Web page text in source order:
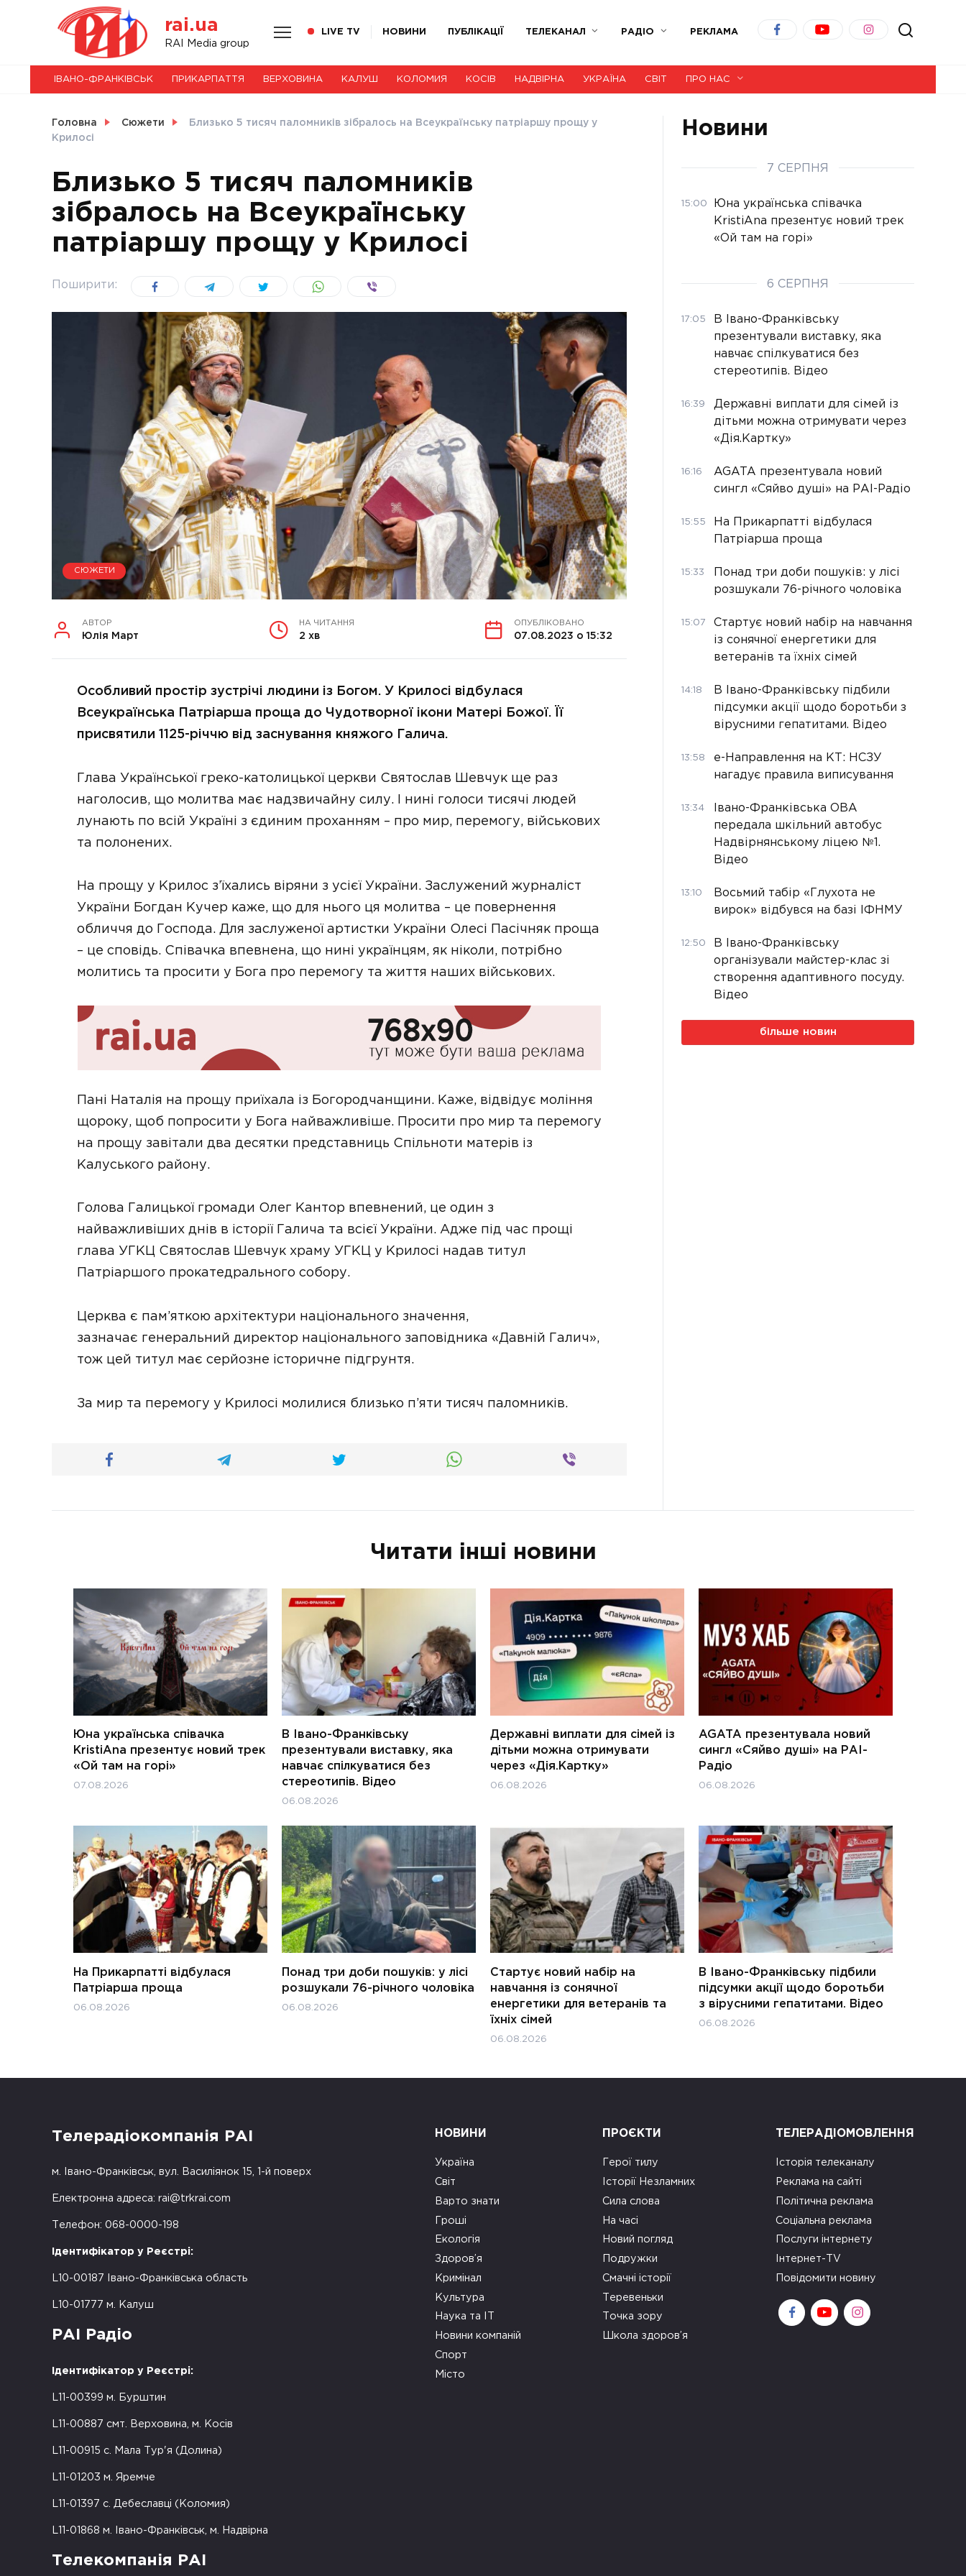
rai.ua
RAI Media group
LIVE TV НОВИНИ ПУБЛІКАЦІЇ ТЕЛЕКАНАЛ РАДІО РЕКЛАМА
НОВИНИ
СВІТ
УКРАЇНА
ІВАНО-ФРАНКІВСЬК ПРИКАРПАТТЯ ВЕРХОВИНА КАЛУШ КОЛОМИЯ КОСІВ НАДВІРНА УКРАЇНА СВІТ ПРО НАС
Головна Сюжети
Близько 5 тисяч паломників зібралось на Всеукраїнську патріаршу прощу у
Крилосі
Близько 5 тисяч паломників
зібралось на Всеукраїнську
патріаршу прощу у Крилосі
Поширити:
СЮЖЕТИ
АВТОР
Юлія Март
НА ЧИТАННЯ
2 хв
ОПУБЛІКОВАНО
07.08.2023 о 15:32
Особливий простір зустрічі людини із Богом. У Крилосі відбулася
Всеукраїнська Патріарша проща до Чудотворної ікони Матері Божої. Її
присвятили 1125-річчю від заснування княжого Галича.
Глава Української греко-католицької церкви Святослав Шевчук ще раз
наголосив, що молитва має надзвичайну силу. І нині голоси тисячі людей
лунають по всій Україні з єдиним проханням – про мир, перемогу, військових
та полонених.
На прощу у Крилос з’їхались віряни з усієї України. Заслужений журналіст
України Богдан Кучер каже, що для нього ця молитва – це повернення
обличчя до Господа. Для заслуженої артистки України Олесі Пасічняк проща
– це сповідь. Співачка впевнена, що нині українцям, як ніколи, потрібно
молитись та просити у Бога про перемогу та життя наших військових.
Пані Наталія на прощу приїхала із Богородчанщини. Каже, відвідує моління
щороку, щоб попросити у Бога найважливіше. Просити про мир та перемогу
на прощу завітали два десятки представниць Спільноти матерів із
Калуського району.
Голова Галицької громади Олег Кантор впевнений, це один з
найважливіших днів в історії Галича та всієї України. Адже під час прощі
глава УГКЦ Святослав Шевчук храму УГКЦ у Крилосі надав титул
Патріаршого прокатедрального собору.
Церква є пам’яткою архітектури національного значення,
зазначає генеральний директор національного заповідника «Давній Галич»,
тож цей титул має серйозне історичне підгрунтя.
За мир та перемогу у Крилосі молилися близько п’яти тисяч паломників.
Новини
7 СЕРПНЯ
15:00
Юна українська співачка
KristiAna презентує новий трек
«Ой там на горі»
6 СЕРПНЯ
17:05
В Івано-Франківську
презентували виставку, яка
навчає спілкуватися без
стереотипів. Відео
16:39
Державні виплати для сімей із
дітьми можна отримувати через
«Дія.Картку»
16:16
AGATA презентувала новий
сингл «Сяйво душі» на РАІ-Радіо
15:55
На Прикарпатті відбулася
Патріарша проща
15:33
Понад три доби пошуків: у лісі
розшукали 76-річного чоловіка
15:07
Стартує новий набір на навчання
із сонячної енергетики для
ветеранів та їхніх сімей
14:18
В Івано-Франківську підбили
підсумки акції щодо боротьби з
вірусними гепатитами. Відео
13:58
е-Направлення на КТ: НСЗУ
нагадує правила виписування
13:34
Івано-Франківська ОВА
передала шкільний автобус
Надвірнянському ліцею №1.
Відео
13:10
Восьмий табір «Глухота не
вирок» відбувся на базі ІФНМУ
12:50
В Івано-Франківську
організували майстер-клас зі
створення адаптивного посуду.
Відео
більше новин
Читати інші новини
Юна українська співачка
KristiAna презентує новий трек
«Ой там на горі»
07.08.2026
В Івано-Франківську
презентували виставку, яка
навчає спілкуватися без
стереотипів. Відео
06.08.2026
Державні виплати для сімей із
дітьми можна отримувати
через «Дія.Картку»
06.08.2026
AGATA презентувала новий
сингл «Сяйво душі» на РАІ-
Радіо
06.08.2026
На Прикарпатті відбулася
Патріарша проща
06.08.2026
Понад три доби пошуків: у лісі
розшукали 76-річного чоловіка
06.08.2026
Стартує новий набір на
навчання із сонячної
енергетики для ветеранів та
їхніх сімей
06.08.2026
В Івано-Франківську підбили
підсумки акції щодо боротьби
з вірусними гепатитами. Відео
06.08.2026
Телерадіокомпанія РАІ
м. Івано-Франківськ, вул. Василіянок 15, 1-й поверх
Електронна адреса: rai@trkrai.com
Телефон: 068-0000-198
Ідентифікатор у Реєстрі:
L10-00187 Івано-Франківська область
L10-01777 м. Калуш
РАІ Радіо
Ідентифікатор у Реєстрі:
L11-00399 м. Бурштин
L11-00887 смт. Верховина, м. Косів
L11-00915 с. Мала Тур'я (Долина)
L11-01203 м. Яремче
L11-01397 с. Дебеславці (Коломия)
L11-01868 м. Івано-Франківськ, м. Надвірна
Телекомпанія РАІ
НОВИНИ
Україна
Світ
Варто знати
Гроші
Екологія
Здоров’я
Кримінал
Культура
Наука та ІТ
Новини компаній
Спорт
Місто
ПРОЄКТИ
Герої тилу
Історії Незламних
Сила слова
На часі
Новий погляд
Подружки
Смачні історії
Теревеньки
Точка зору
Школа здоров’я
ТЕЛЕРАДІОМОВЛЕННЯ
Історія телеканалу
Реклама на сайті
Політична реклама
Соціальна реклама
Послуги інтернету
Інтернет-TV
Повідомити новину